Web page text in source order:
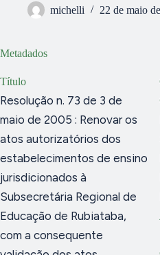
michelli 22 de maio
Metadados
Título
Resolução n. 73 de 3 de
maio de 2005 : Renovar os
atos autorizatórios dos
estabelecimentos de ensino
jurisdicionados à
Subsecretária Regional de
Educação de Rubiataba,
com a consequente